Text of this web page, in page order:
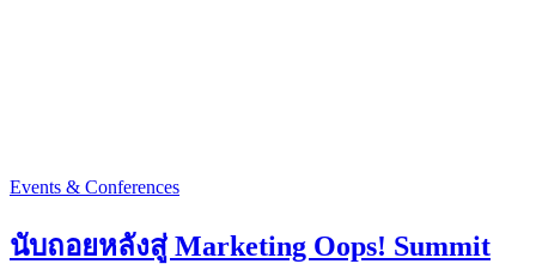
Events & Conferences
นับถอยหลังสู่ Marketing Oops! Summit